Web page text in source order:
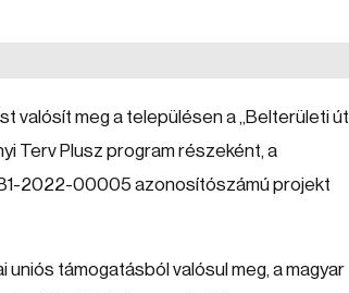
valósít meg a településen a „Belterületi út
Terv Plusz program részeként, a
2022-00005 azonosítószámú projekt
támogatásból valósul meg, a magyar